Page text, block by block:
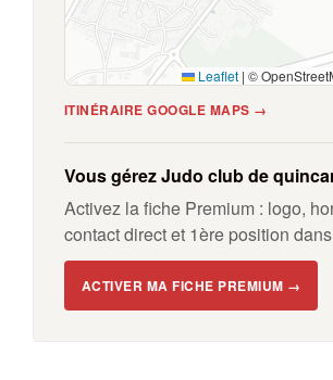
Leaflet | ©
ITINÉRAIRE GOOGLE MAPS →
Vous gérez Judo club de
Activez la fiche Premium : logo,
contact direct et 1ère position
ACTIVER MA FICHE PREMIUM →